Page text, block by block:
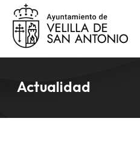
Actualidad